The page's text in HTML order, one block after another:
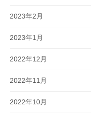
2023年2月
2023年1月
2022年12月
2022年11月
2022年10月